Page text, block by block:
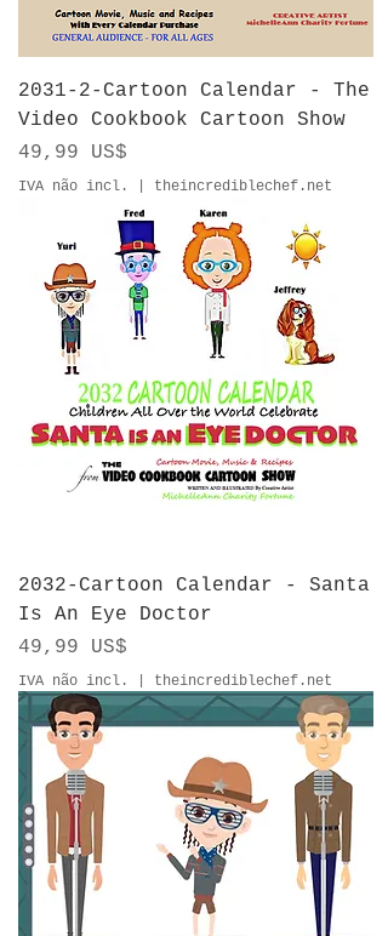
2031-2-Cartoon Calendar - The
Video Cookbook Cartoon Show
Preço
49,99 US$
IVA não incl. theincrediblechef.net
2032-Cartoon Calendar - Santa
Is An Eye Doctor
Preço
49,99 US$
IVA não incl. theincrediblechef.net